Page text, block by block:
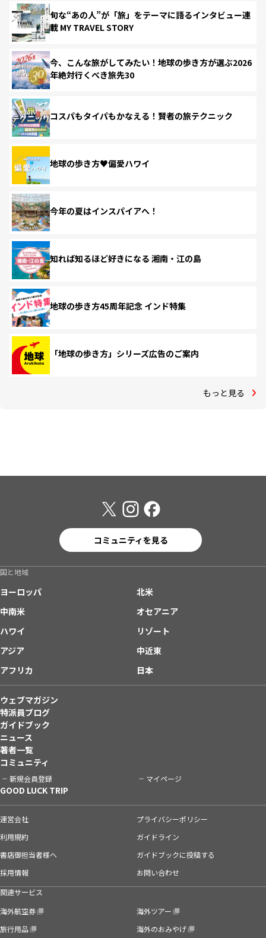
旬な“あの人”が「旅」をテーマに語るインタビュー連
載 MY TRAVEL STORY
今、こんな旅がしてみたい！地球の歩き方が選ぶ2026
年絶対行くべき旅先30
コスパもタイパもかなえる！賢者の旅テクニック
地球の歩き方♥偏愛ハワイ
今年の夏はインスパイアへ！
知れば知るほど好きになる 湘南・江の島
地球の歩き方45周年記念 インド特集
「地球の歩き方」シリーズ広告のご案内
もっと見る
コミュニティを見る
国と地域
ヨーロッパ
北米
中南米
オセアニア
ハワイ
リゾート
アジア
中近東
アフリカ
日本
ウェブマガジン
特派員ブログ
ガイドブック
ニュース
著者一覧
コミュニティ
新規会員登録 マイページ
GOOD LUCK TRIP
運営会社
プライバシーポリシー
利用規約
ガイドライン
書店御担当者様へ
ガイドブックに投稿する
採用情報
お問い合わせ
関連サービス
海外航空券
海外ツアー
旅行用品
海外のおみやげ